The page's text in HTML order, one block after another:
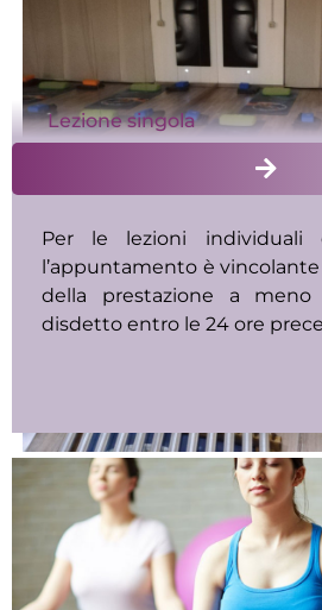
Lezione singola
Per le lezioni individuali
l’appuntamento è
della prestazione a
disdetto entro le 24 ore